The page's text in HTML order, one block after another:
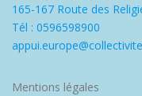
165-167 Route des
Tél : 0596598900
Mentions légales